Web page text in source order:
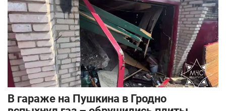
В гараже на Пушкина в Гродно